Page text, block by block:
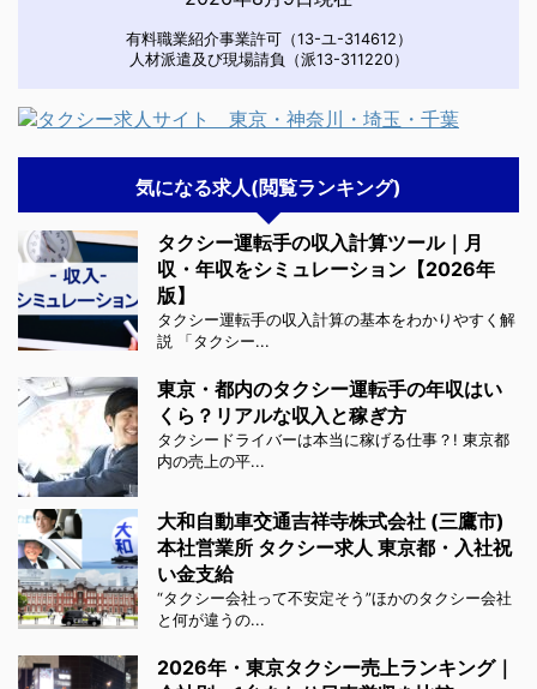
有料職業紹介事業許可（13-ユ-314612）
人材派遣及び現場請負（派13-311220）
気になる求人(閲覧ランキング)
タクシー運転手の収入計算ツール｜月
収・年収をシミュレーション【2026年
版】
タクシー運転手の収入計算の基本をわかりやすく解
説 「タクシー...
東京・都内のタクシー運転手の年収はい
くら？リアルな収入と稼ぎ方
タクシードライバーは本当に稼げる仕事？! 東京都
内の売上の平...
大和自動車交通吉祥寺株式会社 (三鷹市)
本社営業所 タクシー求人 東京都・入社祝
い金支給
“タクシー会社って不安定そう”ほかのタクシー会社
と何が違うの...
2026年・東京タクシー売上ランキング｜